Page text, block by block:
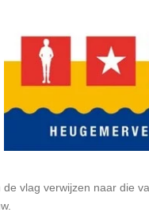
de vlag verwijzen naar die